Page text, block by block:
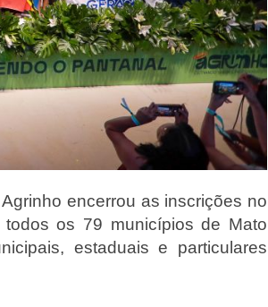
encerrou as inscrições no
os 79 municípios de Mato
estaduais e particulares